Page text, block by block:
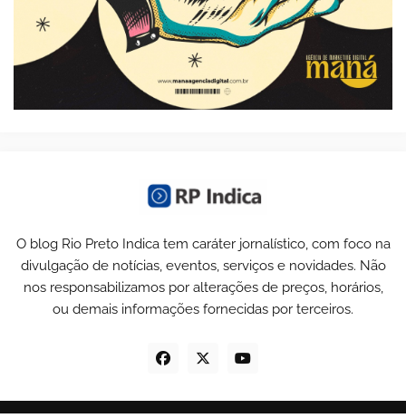
O blog Rio Preto Indica tem caráter jornalístico, com foco na
divulgação de notícias, eventos, serviços e novidades. Não
nos responsabilizamos por alterações de preços, horários,
ou demais informações fornecidas por terceiros.